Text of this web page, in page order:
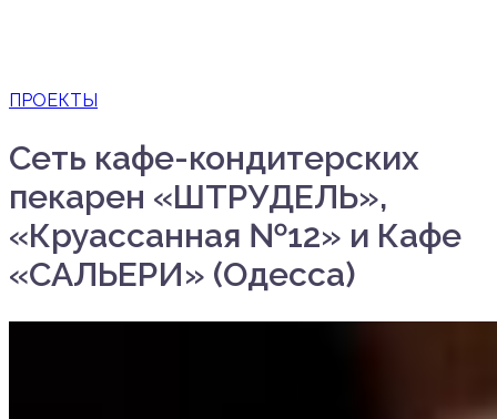
ПРОЕКТЫ
Сеть кафе-кондитерских
пекарен «ШТРУДЕЛЬ»,
«Круассанная №12» и Кафе
«САЛЬЕРИ» (Одесса)